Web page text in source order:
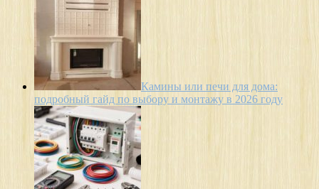
Камины или печи для дома:
подробный гайд по выбору и монтажу в 2026 году